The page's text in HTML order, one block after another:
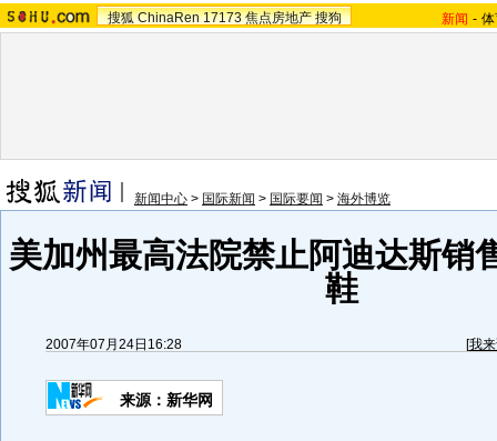
搜狐 ChinaRen 17173 焦点房地产 搜狗 新闻 -
新闻中心 > 国际新闻 > 国际要闻 > 海外博览
美加州最高法院禁止阿迪达斯销
鞋
2007年07月24日16:28 [我
来源：新华网